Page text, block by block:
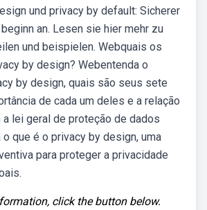
und privacy by default: Sicherer
an. Lesen sie hier mehr zu
und beispielen. Webquais os
by design? Webentenda o
by design, quais são seus sete
de cada um deles e a relação
lei geral de proteção de dados
que é o privacy by design, uma
para proteger a privacidade
click the button below.